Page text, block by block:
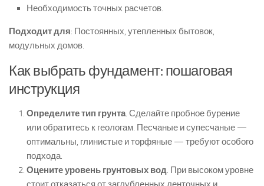
Необходимость точных расчетов.
Подходит для: Постоянных, утепленных бытовок,
модульных домов.
Как выбрать фундамент: пошаговая
инструкция
Определите тип грунта. Сделайте пробное бурение
или обратитесь к геологам. Песчаные и супесчаные —
оптимальны, глинистые и торфяные — требуют особого
подхода.
Оцените уровень грунтовых вод. При высоком уровне